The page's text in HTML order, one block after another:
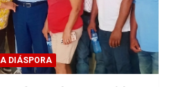
DIÁSPORA